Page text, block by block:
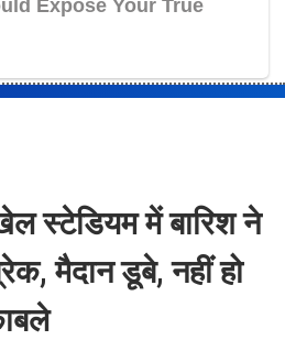
स्टेडियम में बारिश ने
मैदान डूबे, नहीं हो